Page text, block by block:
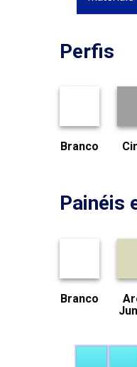
Perfis
Branco
Painéis
Branco